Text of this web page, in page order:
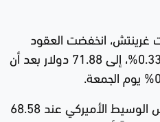
00:10 بتوقيت غرينتش، انخفضت العقود
الآجلة لخام برنت 24 سنتا، أو 0.33%، إلى 71.88 دولار بعد أن
واستقر سعر خام غرب تكساس الوسيط الأميركي عند 68.58